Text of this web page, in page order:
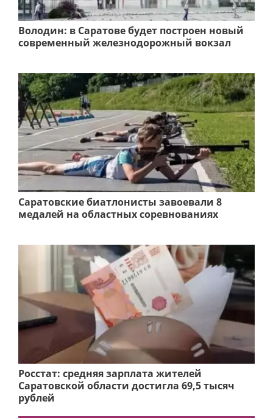
Володин: в Саратове будет построен новый
современный железнодорожный вокзал
Саратовские биатлонисты завоевали 8
медалей на областных соревнованиях
Росстат: средняя зарплата жителей
Саратовской области достигла 69,5 тысяч
рублей